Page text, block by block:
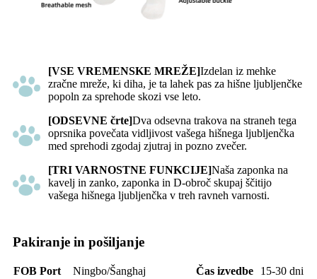
[VSE VREMENSKE MREŽE]Izdelan iz mehke
zračne mreže, ki diha, je ta lahek pas za hišne ljubljenčke
popoln za sprehode skozi vse leto.
[ODSEVNE črte]Dva odsevna trakova na straneh tega
oprsnika povečata vidljivost vašega hišnega ljubljenčka
med sprehodi zgodaj zjutraj in pozno zvečer.
[TRI VARNOSTNE FUNKCIJE]Naša zaponka na
kavelj in zanko, zaponka in D-obroč skupaj ščitijo
vašega hišnega ljubljenčka v treh ravneh varnosti.
Pakiranje in pošiljanje
FOB Port Ningbo/Šanghaj Čas izvedbe 15-30 dni